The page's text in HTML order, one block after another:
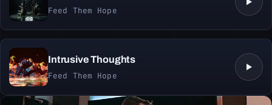
Feed Them Hope
Intrusive Thoughts
Feed Them Hope